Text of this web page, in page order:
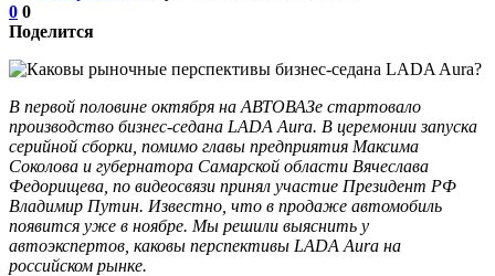
0 0
Поделится
В первой половине октября на АВТОВАЗе стартовало
производство бизнес-седана LADA Aura. В церемонии запуска
серийной сборки, помимо главы предприятия Максима
Соколова и губернатора Самарской области Вячеслава
Федорищева, по видеосвязи принял участие Президент РФ
Владимир Путин. Известно, что в продаже автомобиль
появится уже в ноябре. Мы решили выяснить у
автоэкспертов, каковы перспективы LADA Aura на
российском рынке.